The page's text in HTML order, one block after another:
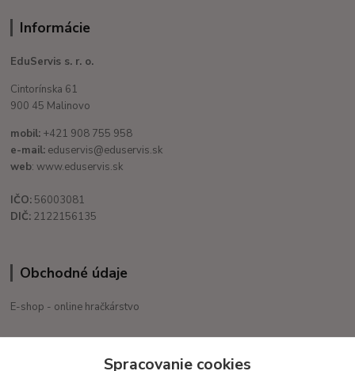
Informácie
EduServis s. r. o.
Cintorínska 61
900 45 Malinovo
mobil: +421 908 755 958
e-mail: eduservis@eduservis.sk
web: www.eduservis.sk
IČO: 56003081
DIČ: 2122156135
Obchodné údaje
E-shop - online hračkárstvo
Po. - Pia. od 9:00 hod. - 16:00 hod.Spracovanie cookies